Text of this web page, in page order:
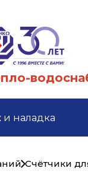
наладка
Счётчики